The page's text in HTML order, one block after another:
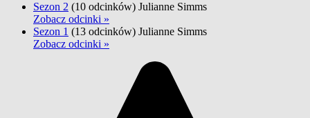
Sezon 2 (10 odcinków) Julianne Simms
Zobacz odcinki »
Sezon 1 (13 odcinków) Julianne Simms
Zobacz odcinki »